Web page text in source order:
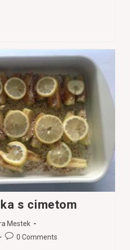
s cimetom
Mestek
Post0 Comments